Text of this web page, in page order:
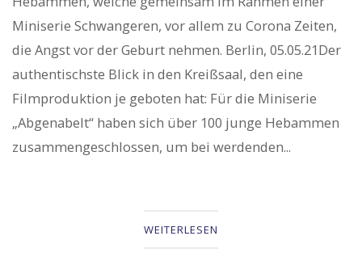
Miniserie Schwangeren, vor allem zu Corona Zeiten,
die Angst vor der Geburt nehmen. Berlin, 05.05.21Der
authentischste Blick in den Kreißsaal, den eine
Filmproduktion je geboten hat: Für die Miniserie
„Abgenabelt“ haben sich über 100 junge Hebammen
zusammengeschlossen, um bei werdenden...
WEITERLESEN